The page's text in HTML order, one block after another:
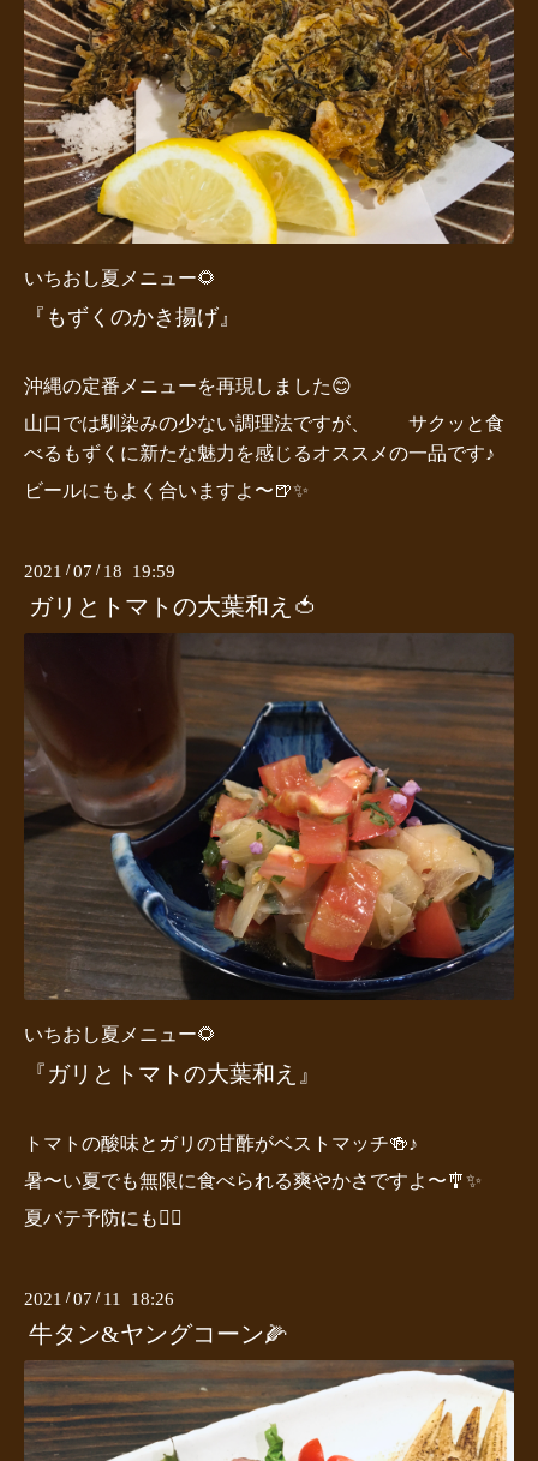
いちおし夏メニュー🌻
『もずくのかき揚げ』
沖縄の定番メニューを再現しました😊
山口では馴染みの少ない調理法ですが、 サクッと食
べるもずくに新たな魅力を感じるオススメの一品です♪
ビールにもよく合いますよ〜🍺✨
2021 /07 / 18 19:59
ガリとトマトの大葉和え🍅
いちおし夏メニュー🌻
『ガリとトマトの大葉和え』
トマトの酸味とガリの甘酢がベストマッチ🍻♪
暑〜い夏でも無限に食べられる爽やかさですよ〜🎐✨
夏バテ予防にも🙆‍♂️
2021 /07 / 11 18:26
牛タン&ヤングコーン🌽